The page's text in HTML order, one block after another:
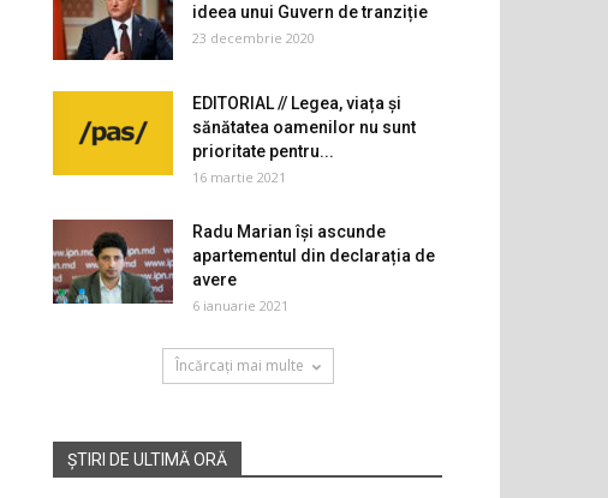
ideea unui Guvern de tranziție
23 decembrie 2020
EDITORIAL // Legea, viața și
sănătatea oamenilor nu sunt
prioritate pentru...
16 martie 2021
Radu Marian își ascunde
apartementul din declarația de
avere
6 ianuarie 2021
Încărcați mai multe
ȘTIRI DE ULTIMĂ ORĂ